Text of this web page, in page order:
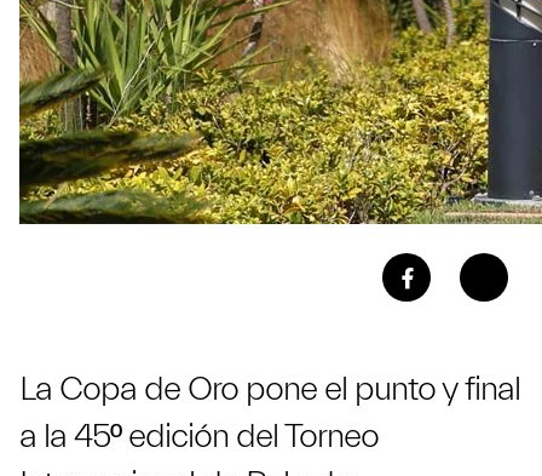
La Copa de Oro pone el punto y final
a la 45º edición del Torneo